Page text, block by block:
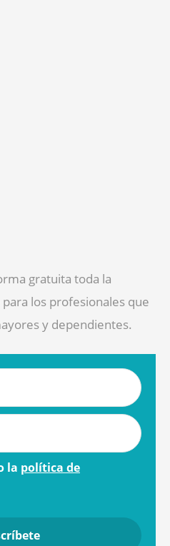
gratuita toda la
los profesionales que
y dependientes.
la política de